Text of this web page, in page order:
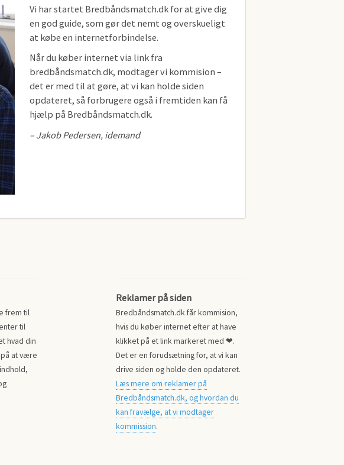
Vi har startet Bredbåndsmatch.dk for at give dig
en god guide, som gør det nemt og overskueligt
at købe en internetforbindelse.
Når du køber internet via link fra
bredbåndsmatch.dk, modtager vi kommision –
det er med til at gøre, at vi kan holde siden
opdateret, så forbrugere også i fremtiden kan få
hjælp på Bredbåndsmatch.dk.
– Jakob Pedersen, idemand
frem til
til
hvad din
at være
Reklamer på siden
Bredbåndsmatch.dk får kommision,
hvis du køber internet efter at have
klikket på et link markeret med ❤.
Det er en forudsætning for, at vi kan
drive siden og holde den opdateret.
Læs mere om reklamer på
Bredbåndsmatch.dk, og hvordan du
kan fravælge, at vi modtager
kommission.